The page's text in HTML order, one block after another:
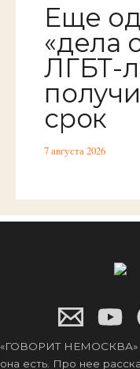
Еще
«дела
ЛГБТ-
срок
7 августа 2026
«ГОВОРИТ НЕМОСКВА» –
она есть. Про нее